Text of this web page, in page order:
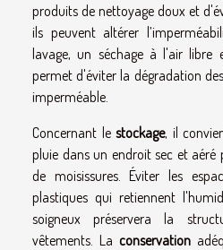
produits de nettoyage doux et
ils peuvent altérer
lavage, un séchage à l'air
permet d'éviter la dégradation
imperméable.
Concernant lestockage, il
pluie dans un endroit sec et
de moisissures. Éviter les
plastiques qui retiennent
soigneux préservera la
vêtements. La conservation